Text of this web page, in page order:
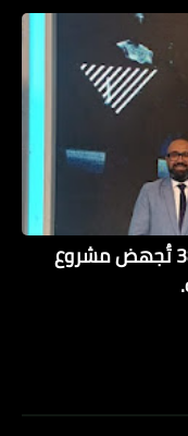
د. نادر الصيرفي وبيتر النجار: لائحة 38 تُجهض مشروع